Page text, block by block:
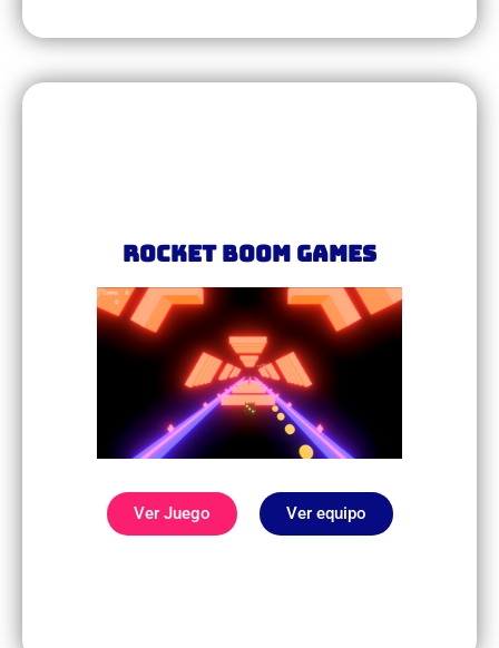
Rocket Boom Games
Ver Juego Ver equipo